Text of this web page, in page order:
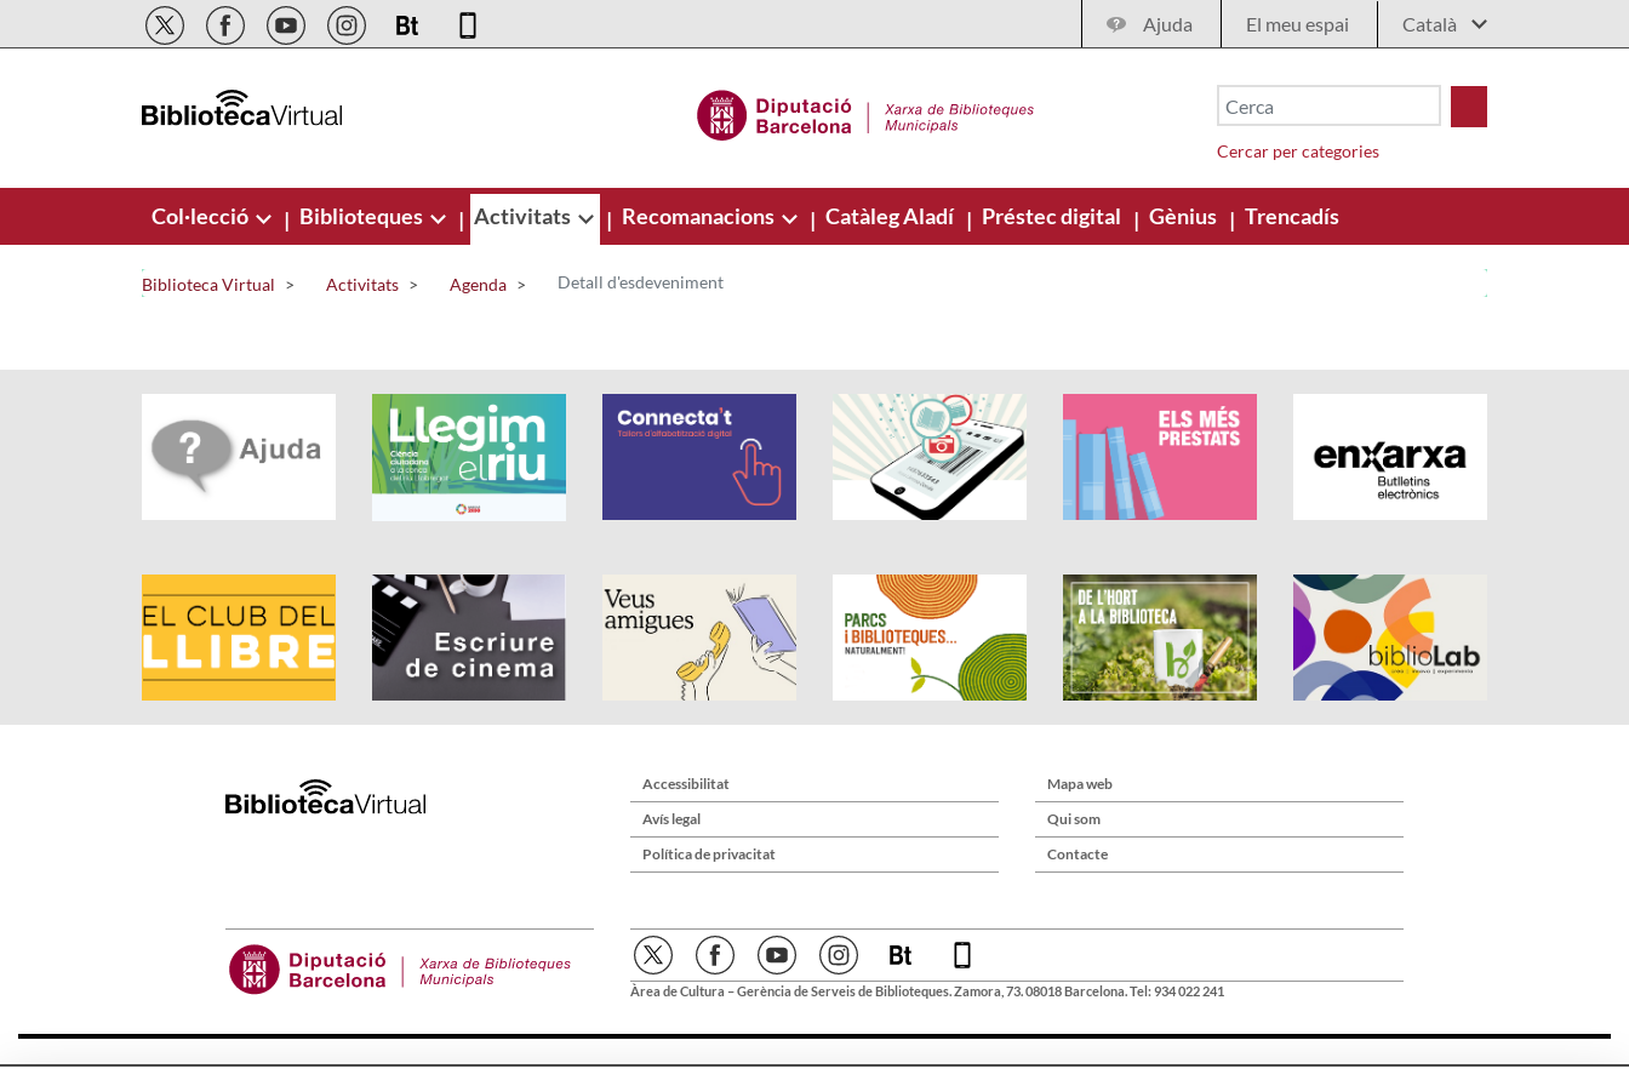
Salta al contingut principal Ajuda El meu espai
Cercar per categories
Col·lecció | Biblioteques | Activitats | Recomanacions | Catàleg Aladí | Préstec digital | Gènius | Trencadís
Biblioteca Virtual Activitats Agenda Detall d'esdeveniment
Accessibilitat
Avís legal
Política de privacitat
Mapa web
Qui som
Contacte
Àrea de Cultura – Gerència de Serveis de Biblioteques. Zamora, 73. 08018 Barcelona. Tel: 934 022 241